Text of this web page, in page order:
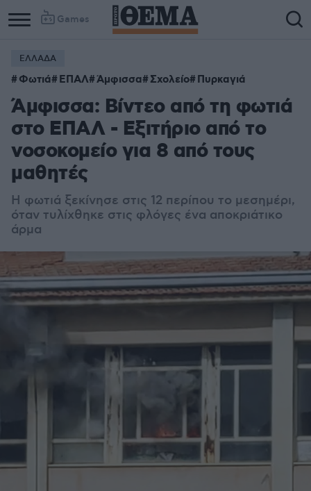
Games
ΕΛΛΑΔΑ
Φωτιά ΕΠΑΛ Άμφισσα Σχολείο Πυρκαγιά
Άμφισσα: Βίντεο από τη φωτιά
στο ΕΠΑΛ - Εξιτήριο από το
νοσοκομείο για 8 από τους
μαθητές
Η φωτιά ξεκίνησε στις 12 περίπου το μεσημέρι,
όταν τυλίχθηκε στις φλόγες ένα αποκριάτικο
άρμα